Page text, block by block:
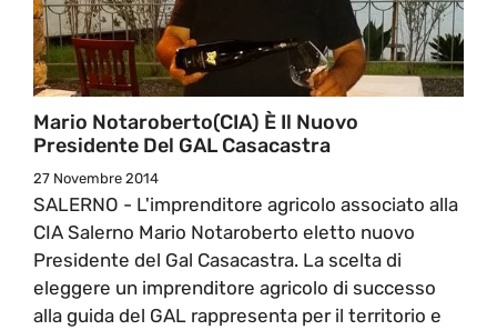
Mario Notaroberto(CIA) È Il Nuovo
Presidente Del GAL Casacastra
27 Novembre 2014
SALERNO - L'imprenditore agricolo associato alla
CIA Salerno Mario Notaroberto eletto nuovo
Presidente del Gal Casacastra. La scelta di
eleggere un imprenditore agricolo di successo
alla guida del GAL rappresenta per il territorio e